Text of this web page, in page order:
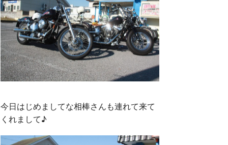
今日はじめましてな相棒さんも連れて来て
くれまして♪